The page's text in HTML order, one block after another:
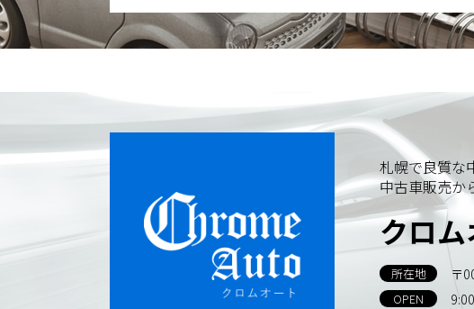
個人情報の管理
収集させて頂いた個人情報については、不正
な安全対策を講じます。
また、個人情報保護に関する法令およびその
容を継続的に見直し、改善に努めます。
個人情報の訂正･削除・開示
ご本人から、登録されている個人情報につい
当ホームページが保有する個人情報の取り扱
札幌で良質な
中古車販売か
クロ
所在地 〒
OPEN